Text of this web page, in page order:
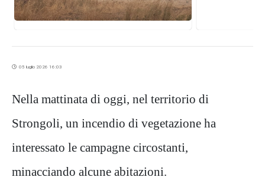
05 luglio 2026 16:03
Nella mattinata di oggi, nel territorio di
Strongoli, un incendio di vegetazione ha
interessato le campagne circostanti,
minacciando alcune abitazioni.